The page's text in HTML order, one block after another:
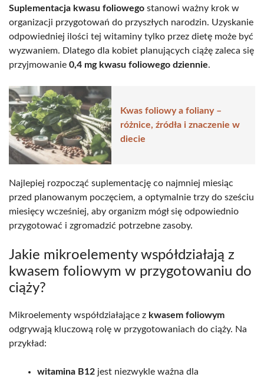
Suplementacja kwasu foliowego stanowi ważny krok w
organizacji przygotowań do przyszłych narodzin. Uzyskanie
odpowiedniej ilości tej witaminy tylko przez dietę może być
wyzwaniem. Dlatego dla kobiet planujących ciążę zaleca się
przyjmowanie 0,4 mg kwasu foliowego dziennie.
Kwas foliowy a foliany –
różnice, źródła i znaczenie w
diecie
Najlepiej rozpocząć suplementację co najmniej miesiąc
przed planowanym poczęciem, a optymalnie trzy do sześciu
miesięcy wcześniej, aby organizm mógł się odpowiednio
przygotować i zgromadzić potrzebne zasoby.
Jakie mikroelementy współdziałają z
kwasem foliowym w przygotowaniu do
ciąży?
Mikroelementy współdziałające z kwasem foliowym
odgrywają kluczową rolę w przygotowaniach do ciąży. Na
przykład:
witamina B12 jest niezwykle ważna dla